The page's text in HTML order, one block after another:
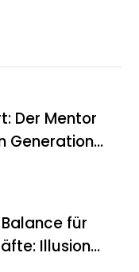
pro
– und
schafft
August 2026
zählt: Wie
Der Mentor
Generation
für
Illusion